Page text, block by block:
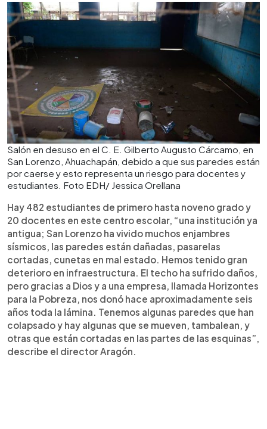
Salón en desuso en el C. E. Gilberto Augusto Cárcamo, en
San Lorenzo, Ahuachapán, debido a que sus paredes están
por caerse y esto representa un riesgo para docentes y
estudiantes. Foto EDH/ Jessica Orellana
Hay 482 estudiantes de primero hasta noveno grado y
20 docentes en este centro escolar, “una institución ya
antigua; San Lorenzo ha vivido muchos enjambres
sísmicos, las paredes están dañadas, pasarelas
cortadas, cunetas en mal estado. Hemos tenido gran
deterioro en infraestructura. El techo ha sufrido daños,
pero gracias a Dios y a una empresa, llamada Horizontes
para la Pobreza, nos donó hace aproximadamente seis
años toda la lámina. Tenemos algunas paredes que han
colapsado y hay algunas que se mueven, tambalean, y
otras que están cortadas en las partes de las esquinas”,
describe el director Aragón.